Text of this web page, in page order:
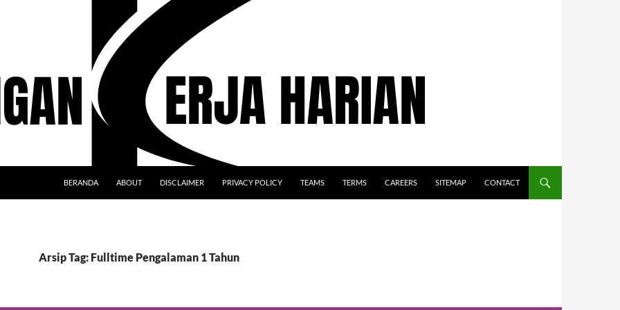
BERANDA ABOUT DISCLAIMER PRIVACY POLICY TEAMS TERMS CAREERS SITEMAP CONTACT
Arsip Tag: Fulltime Pengalaman 1 Tahun